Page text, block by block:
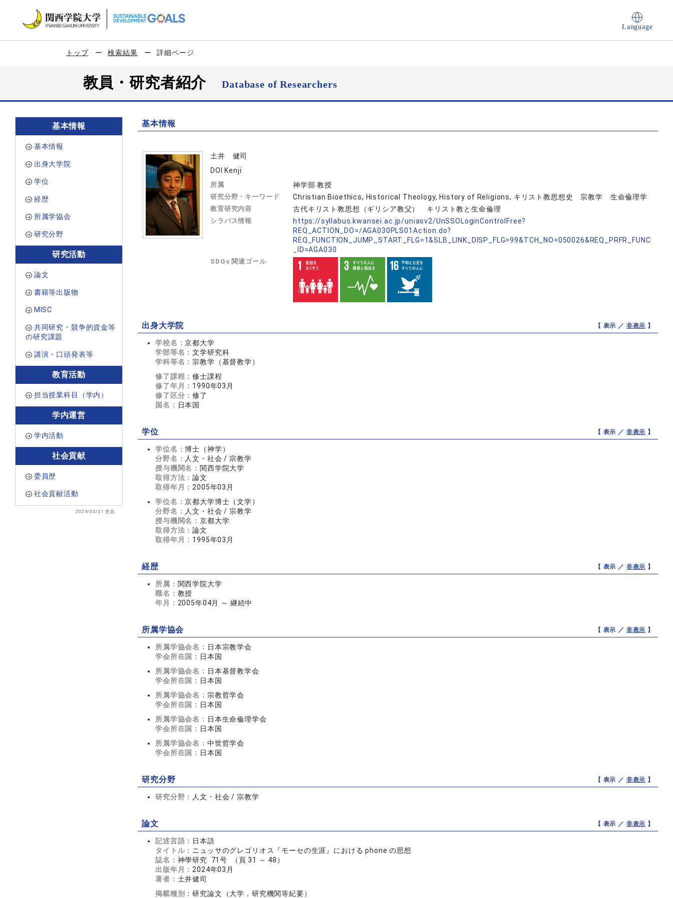
Language
トップ 検索結果 詳細ページ
教員・研究者紹介Database of Researchers
基本情報
基本情報
出身大学院
学位
経歴
所属学協会
研究分野
研究活動
論文
書籍等出版物
MISC
共同研究・競争的資金等
の研究課題
講演・口頭発表等
教育活動
担当授業科目（学内）
学内運営
学内活動
社会貢献
委員歴
社会貢献活動
2026/04/21 更新
基本情報
土井 健司
DOI Kenji
所属 神学部 教授
研究分野・キーワード Christian Bioethics, Historical Theology, History of Religions, キリスト教思想史 宗教学 生命倫理学
教育研究内容 古代キリスト教思想（ギリシア教父） キリスト教と生命倫理
シラバス情報
https://syllabus.kwansei.ac.jp/uniasv2/UnSSOLoginControlFree?
REQ_ACTION_DO=/AGA030PLS01Action.do?
REQ_FUNCTION_JUMP_START_FLG=1&SLB_LINK_DISP_FLG=99&TCH_NO=050026&REQ_PRFR_FUNC
_ID=AGA030
SDGs 関連ゴール
出身大学院 【 表示 ／ 非表示 】
学校名：京都大学
学部等名：文学研究科
学科等名： 宗教学（基督教学）
修了課程：修士課程
修了年月： 1990年03月
修了区分：修了
国名： 日本国
学位 【 表示 ／ 非表示 】
学位名：博士（神学）
分野名： 人文・社会 / 宗教学
授与機関名： 関西学院大学
取得方法：論文
取得年月： 2005年03月
学位名：京都大学博士（文学）
分野名： 人文・社会 / 宗教学
授与機関名：京都大学
取得方法：論文
取得年月： 1995年03月
経歴 【 表示 ／ 非表示 】
所属： 関西学院大学
職名： 教授
年月： 2005年04月 ～ 継続中
所属学協会 【 表示 ／ 非表示 】
所属学協会名： 日本宗教学会
学会所在国： 日本国
所属学協会名： 日本基督教学会
学会所在国： 日本国
所属学協会名： 宗教哲学会
学会所在国： 日本国
所属学協会名： 日本生命倫理学会
学会所在国： 日本国
所属学協会名： 中世哲学会
学会所在国： 日本国
研究分野 【 表示 ／ 非表示 】
研究分野： 人文・社会 / 宗教学
論文 【 表示 ／ 非表示 】
記述言語： 日本語
タイトル： ニュッサのグレゴリオス『モーセの生涯』における phone の思想
誌名： 神學研究 71号 （頁 31 ～ 48）
出版年月： 2024年03月
著者： 土井健司
掲載種別：研究論文（大学，研究機関等紀要）